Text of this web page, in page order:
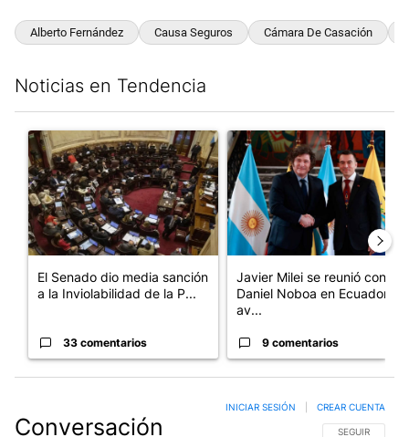
Alberto Fernández Causa Seguros Cámara De Casación
Noticias en Tendencia
Un artículo de tendencia con el título "El Senado dio media
El Senado dio media sanción
a la Inviolabilidad de la P...
33 comentarios
Un artículo de tendencia con
Javier Milei se reunió con
Daniel Noboa en Ecuador y
av...
9 comentarios
Conversación SIGA ESTA
SEGUIR
INICIAR SESIÓN CREAR CUENTA